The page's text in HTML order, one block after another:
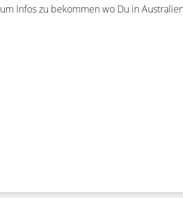
um Infos zu bekommen wo Du in